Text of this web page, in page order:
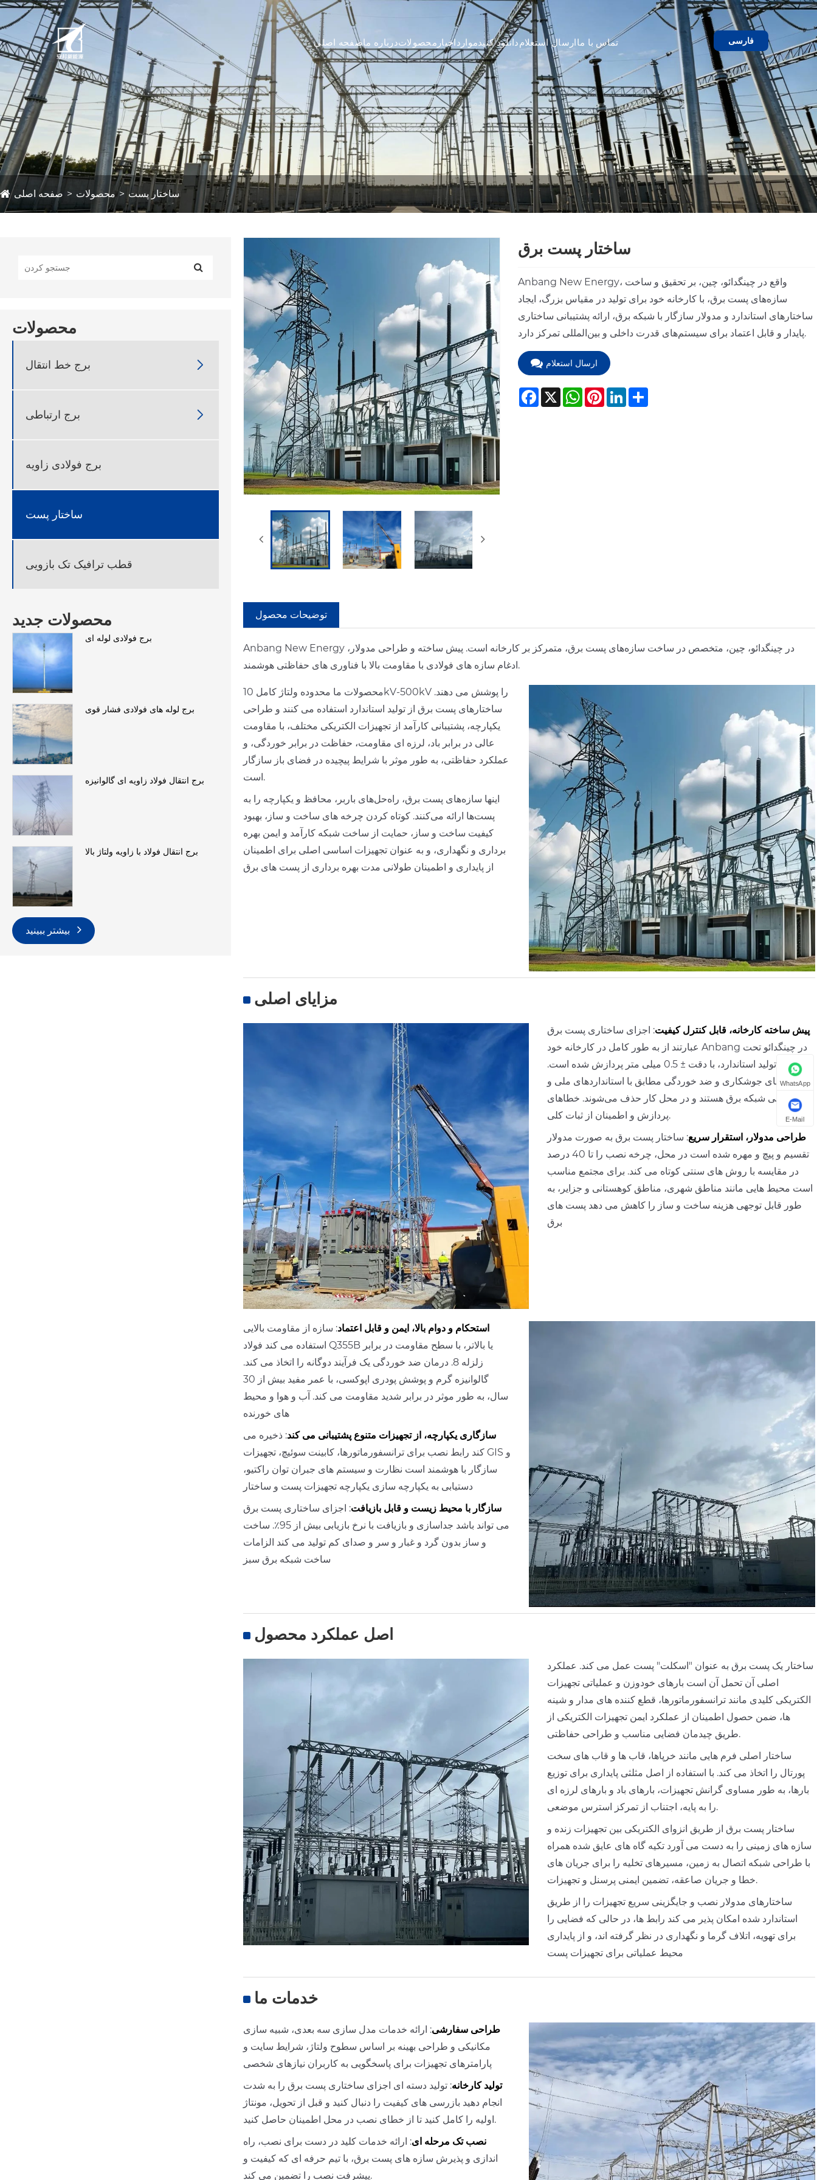
صفحه اصلیدرباره مامحصولات اخبار موارد دانلود کنیدارسال استعلامتماس با ما فارسی
صفحه اصلی محصولات ساختار پست
محصولات
برج خط انتقال 
برج ارتباطی 
برج فولادی زاویه
ساختار پست
قطب ترافیک تک بازویی
محصولات جدید
برج فولادی لوله ای
برج لوله های فولادی فشار قوی
برج انتقال فولاد زاویه ای گالوانیزه
برج انتقال فولاد با زاویه ولتاژ بالا
ساختار پست برق
Anbang New Energy، واقع در چینگدائو، چین، بر تحقیق و ساخت
سازه‌های پست برق، با کارخانه خود برای تولید در مقیاس بزرگ، ایجاد
ساختارهای استاندارد و مدولار سازگار با شبکه برق، ارائه پشتیبانی ساختاری
پایدار و قابل اعتماد برای سیستم‌های قدرت داخلی و بین‌المللی تمرکز دارد.
ارسال استعلام
Facebook
X WhatsApp
Pinterest
LinkedIn
Share
توضیحات محصول
Anbang New Energy در چینگدائو، چین، متخصص در ساخت سازه‌های پست برق، متمرکز بر کارخانه است. پیش ساخته و طراحی مدولار،
ادغام سازه های فولادی با مقاومت بالا با فناوری های حفاظتی هوشمند.
محصولات ما محدوده ولتاژ کامل 10kV-500kV را پوشش می دهند.
ساختارهای پست برق از تولید استاندارد استفاده می کنند و طراحی
یکپارچه، پشتیبانی کارآمد از تجهیزات الکتریکی مختلف، با مقاومت
عالی در برابر باد، لرزه ای مقاومت، حفاظت در برابر خوردگی، و
عملکرد حفاظتی، به طور موثر با شرایط پیچیده در فضای باز سازگار
است.
اینها سازه‌های پست برق، راه‌حل‌های باربر، محافظ و یکپارچه را به
پست‌ها ارائه می‌کنند. کوتاه کردن چرخه های ساخت و ساز، بهبود
کیفیت ساخت و ساز، حمایت از ساخت شبکه کارآمد و ایمن بهره
برداری و نگهداری، و به عنوان تجهیزات اساسی اصلی برای اطمینان
از پایداری و اطمینان طولانی مدت بهره برداری از پست های برق
مزایای اصلی
پیش ساخته کارخانه، قابل کنترل کیفیت: اجزای ساختاری پست برق
عبارتند از به طور کامل در کارخانه خود Anbang در چینگدائو تحت
تولید استاندارد، با دقت ± 0.5 میلی متر پردازش شده است.
فرآیندهای جوشکاری و ضد خوردگی مطابق با استانداردهای ملی و
بین‌المللی شبکه برق هستند و در محل کار حذف می‌شوند. خطاهای
پردازش و اطمینان از ثبات کلی.
طراحی مدولار، استقرار سریع: ساختار پست برق به صورت مدولار
تقسیم و پیچ و مهره شده است در محل، چرخه نصب را تا 40 درصد
در مقایسه با روش های سنتی کوتاه می کند. برای مجتمع مناسب
است محیط هایی مانند مناطق شهری، مناطق کوهستانی و جزایر، به
طور قابل توجهی هزینه ساخت و ساز را کاهش می دهد پست های
برق
استحکام و دوام بالا، ایمن و قابل اعتماد: سازه از مقاومت بالایی
استفاده می کند فولاد Q355B یا بالاتر، با سطح مقاومت در برابر
زلزله 8. درمان ضد خوردگی یک فرآیند دوگانه را اتخاذ می کند.
گالوانیزه گرم و پوشش پودری اپوکسی، با عمر مفید بیش از 30
سال، به طور موثر در برابر شدید مقاومت می کند. آب و هوا و محیط
های خورنده
سازگاری یکپارچه، از تجهیزات متنوع پشتیبانی می کند: ذخیره می
کند رابط نصب برای ترانسفورماتورها، کابینت سوئیچ، تجهیزات GIS و
سازگار با هوشمند است نظارت و سیستم های جبران توان راکتیو،
دستیابی به یکپارچه سازی یکپارچه تجهیزات پست و ساختار
سازگار با محیط زیست و قابل بازیافت: اجزای ساختاری پست برق
می تواند باشد جداسازی و بازیافت با نرخ بازیابی بیش از 95٪. ساخت
و ساز بدون گرد و غبار و سر و صدای کم تولید می کند الزامات
ساخت شبکه برق سبز
اصل عملکرد محصول
ساختار یک پست برق به عنوان "اسکلت" پست عمل می کند. عملکرد
اصلی آن تحمل آن است بارهای خودوزن و عملیاتی تجهیزات
الکتریکی کلیدی مانند ترانسفورماتورها، قطع کننده های مدار و شینه
ها، ضمن حصول اطمینان از عملکرد ایمن تجهیزات الکتریکی از
طریق چیدمان فضایی مناسب و طراحی حفاظتی.
ساختار اصلی فرم هایی مانند خرپاها، قاب ها و قاب های سخت
پورتال را اتخاذ می کند. با استفاده از اصل مثلثی پایداری برای توزیع
بارها، به طور مساوی گرانش تجهیزات، بارهای باد و بارهای لرزه ای
را به پایه، اجتناب از تمرکز استرس موضعی.
ساختار پست برق از طریق انزوای الکتریکی بین تجهیزات زنده و
سازه های زمینی را به دست می آورد تکیه گاه های عایق شده همراه
با طراحی شبکه اتصال به زمین، مسیرهای تخلیه را برای جریان های
خطا و جریان صاعقه، تضمین ایمنی پرسنل و تجهیزات.
ساختارهای مدولار نصب و جایگزینی سریع تجهیزات را از طریق
استاندارد شده امکان پذیر می کند رابط ها، در حالی که فضایی را
برای تهویه، اتلاف گرما و نگهداری در نظر گرفته اند، و از پایداری
محیط عملیاتی برای تجهیزات پست
خدمات ما
طراحی سفارشی: ارائه خدمات مدل سازی سه بعدی، شبیه سازی
مکانیکی و طراحی بهینه بر اساس سطوح ولتاژ، شرایط سایت و
پارامترهای تجهیزات برای پاسخگویی به کاربران نیازهای شخصی
تولید کارخانه: تولید دسته ای اجزای ساختاری پست برق را به شدت
انجام دهید بازرسی های کیفیت را دنبال کنید و قبل از تحویل، مونتاژ
اولیه را کامل کنید تا از خطای نصب در محل اطمینان حاصل کنید.
نصب تک مرحله ای: ارائه خدمات کلید در دست برای نصب، راه
اندازی و پذیرش سازه های پست برق، با تیم حرفه ای که کیفیت و
پیشرفت نصب را تضمین می کند.
WhatsApp
E-Mail